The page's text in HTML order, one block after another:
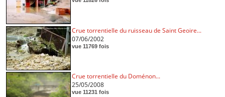
Crue torrentielle du ruisseau de Saint Geoire...
07/06/2002
vue 11769 fois
Crue torrentielle du Doménon...
25/05/2008
vue 11231 fois